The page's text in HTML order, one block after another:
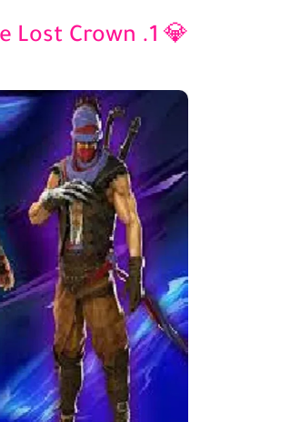
💎 1. Prince of Persia: The Lost Crown